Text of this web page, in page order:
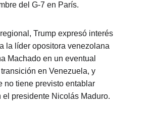
del G-7 en París.
Trump expresó interés
la líder opositora venezolana
Machado en un eventual
en Venezuela, y
no tiene previsto entablar
el presidente Nicolás Maduro.